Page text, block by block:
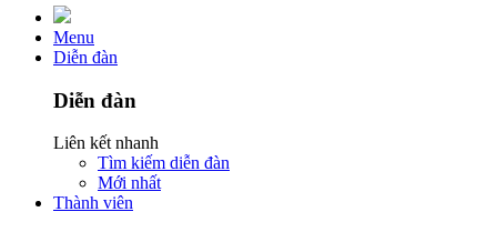
Menu
Diễn đàn
Diễn đàn
Liên kết nhanh
Tìm kiếm diễn đàn
Mới nhất
Thành viên